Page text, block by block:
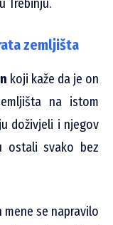
Trebinju.
zemljišta
koji kaže da je on
na istom
doživjeli i njegov
ostali svako bez
mene se napravilo